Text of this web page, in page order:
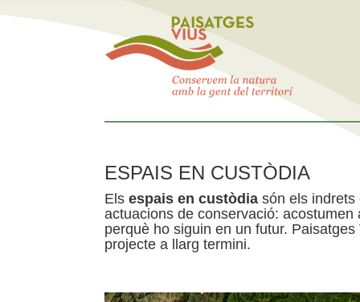
ESPAIS EN CUSTÒDIA
Els espais en custòdia són els indrets
actuacions de conservació:
perquè ho siguin en un futur.
projecte a llarg termini.